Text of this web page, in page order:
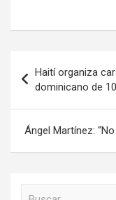
de
entradas
Haití organiza
dominicano de
Ángel Martínez: